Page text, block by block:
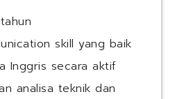
skill yang baik
Inggris secara aktif
analisa teknik dan